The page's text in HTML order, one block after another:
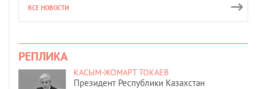
ВСЕ НОВОСТИ
РЕПЛИКА
КАСЫМ-ЖОМАРТ ТОКАЕВ
Президент Республики Казахстан